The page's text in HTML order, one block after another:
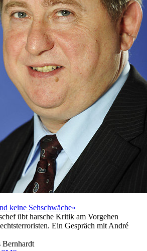
keine Sehschwäche«
übt harsche Kritik am Vorgehen
Ein Gespräch mit André
Bernhardt